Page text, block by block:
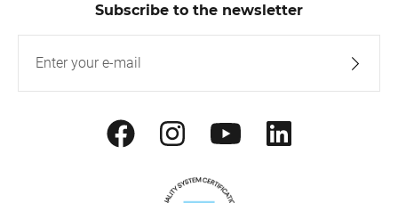
Subscribe to the newsletter